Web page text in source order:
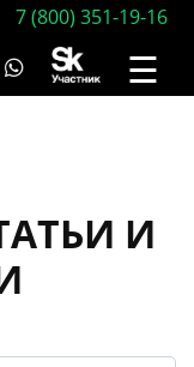
7 (800) 351-19-16
☰
И